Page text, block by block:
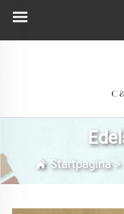
Startpagina>